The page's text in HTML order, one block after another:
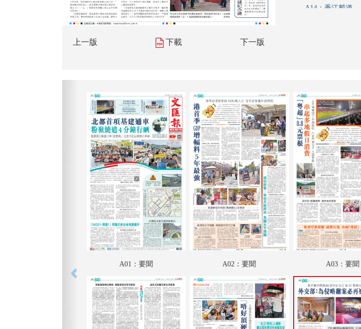
上一版 下載 下一版
A14：香江載道
A19：國際
A20：國際
B01：財經
B02：投資理財
B03：娛樂
B04：娛樂
B05：體育
B06：體育
A01：要聞 A02：要聞 A03：要聞